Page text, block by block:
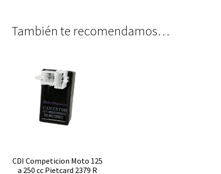
También te recomendamos…
CDI Competicion Moto 125
a 250 cc Pietcard 2379 R